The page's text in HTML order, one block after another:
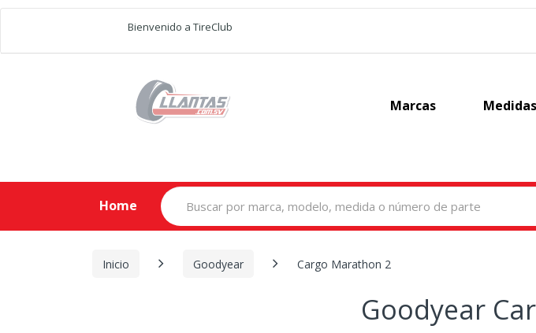
Bienvenido a TireClub
Marcas Medidas
Home
Search
for:
Inicio Goodyear Cargo Marathon 2
Goodyear